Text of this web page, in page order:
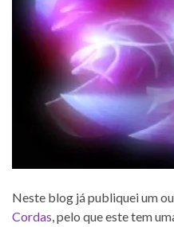
Neste blog já publiquei um
Cordas, pelo que este tem